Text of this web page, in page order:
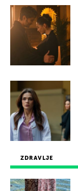
ZDRAVLJE